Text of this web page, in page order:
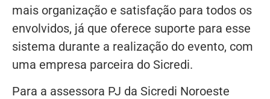
mais organização e satisfação para todos os
envolvidos, já que oferece suporte para esse
sistema durante a realização do evento, com
uma empresa parceira do Sicredi.
Para a assessora PJ da Sicredi Noroeste